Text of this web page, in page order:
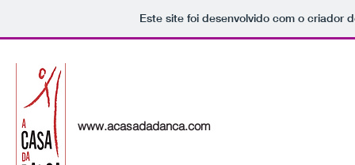
Este site foi desenvolvido com o criador
www.acasadadanca.com